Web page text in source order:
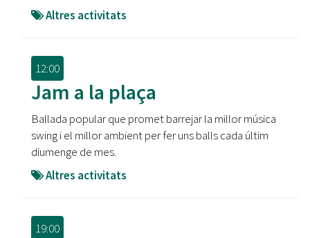
Altres activitats
12:00
Jam a la plaça
Ballada popular que promet barrejar la millor música
swing i el millor ambient per fer uns balls cada últim
diumenge de mes.
Altres activitats
19:00